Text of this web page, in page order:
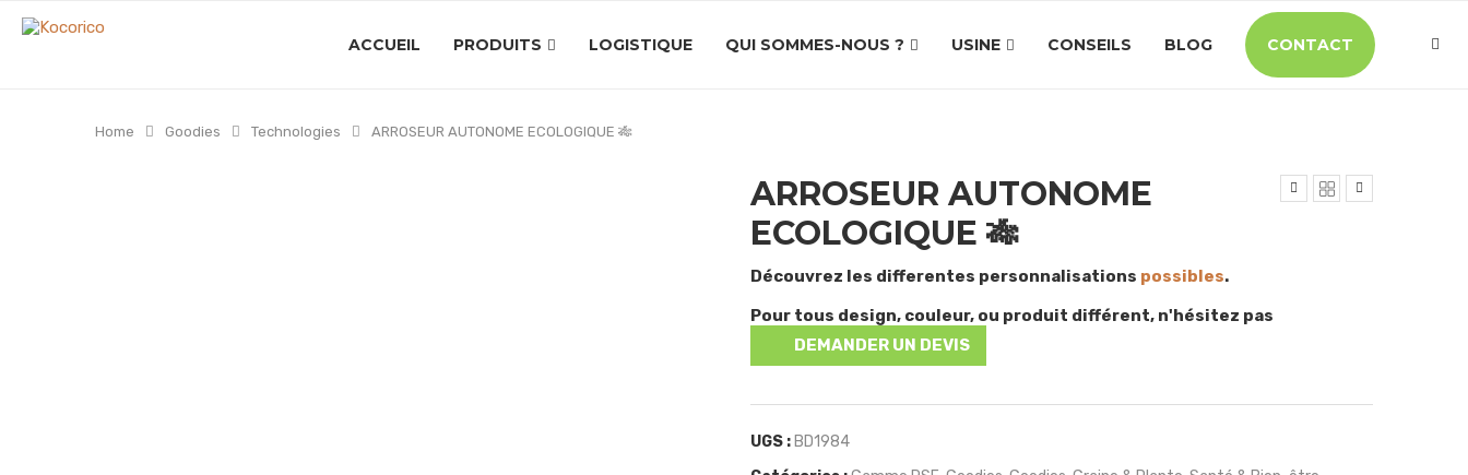
ACCUEIL PRODUITS LOGISTIQUE QUI SOMMES-NOUS ? USINE CONSEILS BLOG CONTACT
Home Goodies Technologies ARROSEUR AUTONOME ECOLOGIQUE 🎋
ARROSEUR AUTONOME
ECOLOGIQUE 🎋
Découvrez les differentes personnalisations possibles.
Pour tous design, couleur, ou produit différent, n'hésitez pas
DEMANDER UN DEVIS
UGS : BD1984